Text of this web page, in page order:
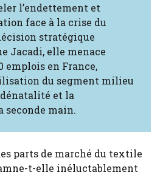
l’endettement et
face à la crise du
stratégique
Jacadi, elle menace
emplois en France,
du segment milieu
et la
seconde main.
parts de marché du textile
t-elle inéluctablement